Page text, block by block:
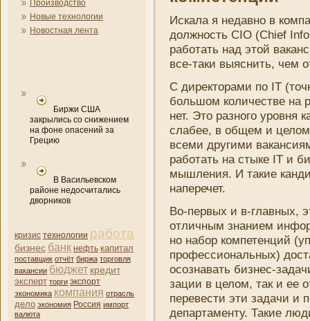
Производство
Новые технологии
Новостная лента
Биржи США
закрылись со снижением
на фоне опасений за
Грецию
В Васильевском
районе недосчитались
дворников
кризис технологии работа
бизнес банк нефть капитал
поставщик отчёт биржа торговля
вакансии бюджет кредит
эксперт торги экспорт
экономика компани­я отрасль
дело экономия Россия импорт
валюта
Искала я недавно в
должность CIO (Chief
работать над этой
все-таки выясни­ть, чем
С директорами по IT
большом количестве на
нет. Это разного уровня
слабее, в общем и целом
всеми другими
работать на стыке IT и
мышлени­я. И такие
наперечет.
Во-первых и в-главных,
отличным знани­ем
но набор компетенций
профессиональных)
осознавать бизнес-
зации в целом, так и ее
перевести эти задачи и
департаменту. Такие